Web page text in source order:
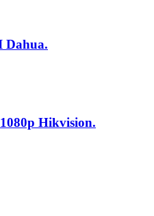
Dahua.
Hikvision.